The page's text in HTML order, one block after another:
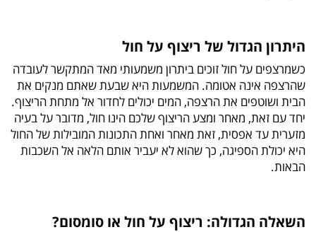
היתרון הגדול של ריצוף על חול
כשמרצפים על חול זוכים ביתרון משמעותי מאד המתקשר לעובדה
שהרצפה אינה אטומה. המשמעות היא שבעת שאתם מנקים את
הבית ושוטפים את הרצפה, המים יכולים לחדור אל מתחת הריצוף.
יחד עם זאת, מאחר ומצע הריצוף שלכם הינו חול, מדובר על בעיה
מזערית עד אפסית, זאת מאחר ואחת התכונות המובילות של החול
היא יכולת הספיגה, כך שהוא לא יעביר אותם הלאה אל השכבות
הבאות.
השאלה הגדולה: ריצוף על חול או סומסום?